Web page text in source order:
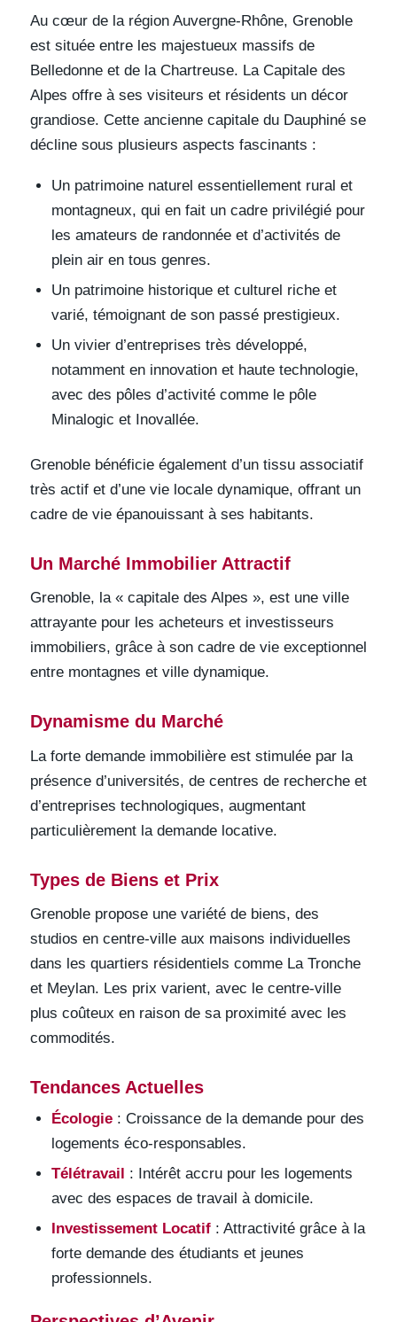
Au cœur de la région Auvergne-Rhône, Grenoble
est située entre les majestueux massifs de
Belledonne et de la Chartreuse. La Capitale des
Alpes offre à ses visiteurs et résidents un décor
grandiose. Cette ancienne capitale du Dauphiné se
décline sous plusieurs aspects fascinants :
Un patrimoine naturel essentiellement rural et
montagneux, qui en fait un cadre privilégié pour
les amateurs de randonnée et d’activités de
plein air en tous genres.
Un patrimoine historique et culturel riche et
varié, témoignant de son passé prestigieux.
Un vivier d’entreprises très développé,
notamment en innovation et haute technologie,
avec des pôles d’activité comme le pôle
Minalogic et Inovallée.
Grenoble bénéficie également d’un tissu associatif
très actif et d’une vie locale dynamique, offrant un
cadre de vie épanouissant à ses habitants.
Un Marché Immobilier Attractif
Grenoble, la « capitale des Alpes », est une ville
attrayante pour les acheteurs et investisseurs
immobiliers, grâce à son cadre de vie exceptionnel
entre montagnes et ville dynamique.
Dynamisme du Marché
La forte demande immobilière est stimulée par la
présence d’universités, de centres de recherche et
d’entreprises technologiques, augmentant
particulièrement la demande locative.
Types de Biens et Prix
Grenoble propose une variété de biens, des
studios en centre-ville aux maisons individuelles
dans les quartiers résidentiels comme La Tronche
et Meylan. Les prix varient, avec le centre-ville
plus coûteux en raison de sa proximité avec les
commodités.
Tendances Actuelles
Écologie: Croissance de la demande pour des
logements éco-responsables.
Télétravail : Intérêt accru pour les logements
avec des espaces de travail à domicile.
Investissement Locatif: Attractivité grâce à la
forte demande des étudiants et jeunes
professionnels.